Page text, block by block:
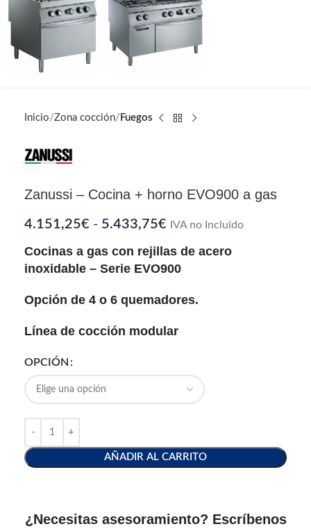
Inicio Zona cocción Fuegos
Zanussi – Cocina + horno EVO900 a gas
4.151,25€ - 5.433,75€ IVA no Incluido
Cocinas a gas con rejillas de acero
inoxidable – Serie EVO900
Opción de 4 o 6 quemadores.
Línea de cocción modular
OPCIÓN
AÑADIR AL CARRITO
¿Necesitas asesoramiento? Escríbenos